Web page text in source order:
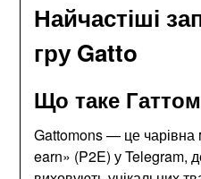
Найчастіші
гру Gatto
Що таке
Gattomons — це чарівна
earn» (P2E) у Telegram,